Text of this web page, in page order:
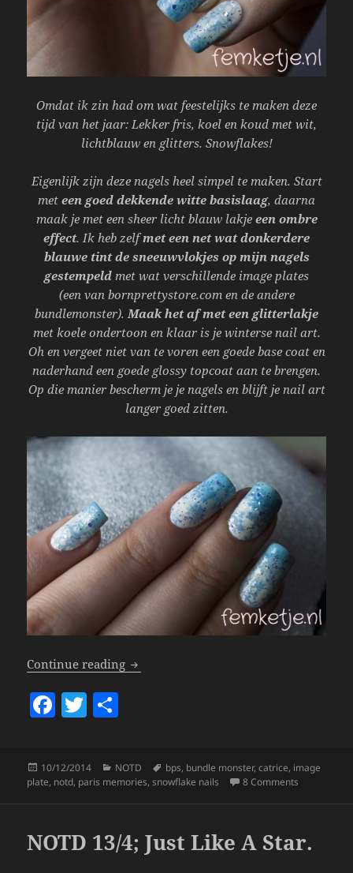
Omdat ik zin had om wat feestelijks te maken deze
tijd van het jaar: Lekker fris, koel en koud met wit,
lichtblauw en glitters. Snowflakes!
Eigenlijk zijn deze nagels heel simpel te maken. Start
met een goed dekkende witte basislaag, daarna
maak je met een sheer licht blauw lakje een ombre
effect. Ik heb zelfmet een net wat donkerdere
blauwe tint de sneeuwvlokjes op mijn nagels
gestempeld met wat verschillende image plates
(een van bornprettystore.com en de andere
bundlemonster). Maak het af met een glitterlakje
met koele ondertoon en klaar is je winterse nail art.
Oh en vergeet niet van te voren een goede base coat en
naderhand een goede glossy topcoat aan te brengen.
Op die manier bescherm je je nagels en blijft je nail art
langer goed zitten.
Continue reading NOTD 10/12; Snowflakes.
F
c
e
o
o
T
itt
er
a
re
Posted
on
10/12/2014 Categories
NOTD Tags
bps, bundle monster,catrice, image
plate, notd, paris memories,snowflake nails 8 Comments
NOTD 13/4; Just Like A Star.